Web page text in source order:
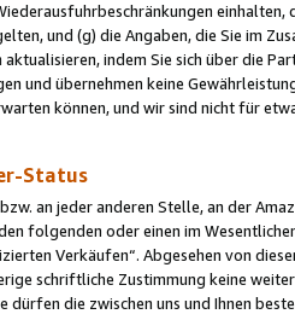
und (g) die Angaben, die Sie im
aktualisieren, indem Sie sich über die
und übernehmen keine
können, und wir sind nicht für
Status
an jeder anderen Stelle, an der
folgenden oder einen im
Verkäufen“. Abgesehen von
schriftliche Zustimmung keine
dürfen die zwischen uns und Ihnen